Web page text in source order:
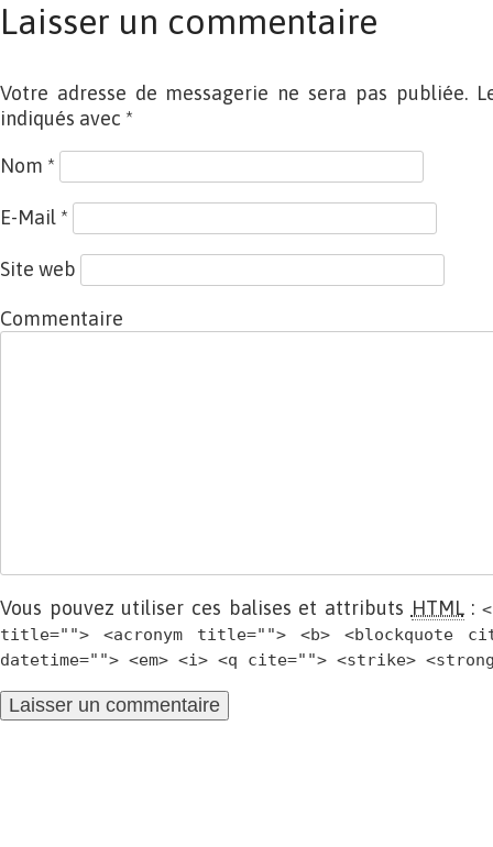
Laisser un commentaire
Votre adresse de messagerie ne sera pas publiée.
indiqués avec *
Nom *
E-Mail *
Site web
Commentaire
Vous pouvez utiliser ces balises et attributs HTML:
title=""> <acronym title=""> <b> <blockquote
datetime=""> <em> <i> <q cite=""> <strike>